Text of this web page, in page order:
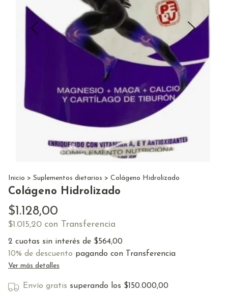
Inicio > Suplementos dietarios > Colágeno Hidrolizado
Colágeno Hidrolizado
$1.128,00
$1.015,20 con Transferencia
2 cuotas sin interés de $564,00
10% de descuento pagando con Transferencia
Ver más detalles
Envío gratis superando los $150.000,00